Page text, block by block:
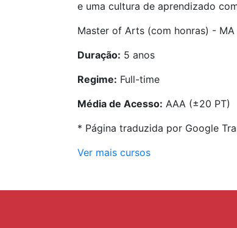
e uma cultura de aprendizado
Master of Arts (com honras) - MA
Duração: 5 anos
Regime: Full-time
Média de Acesso: AAA (±20 PT)
* Página traduzida por Google
Ver mais cursos